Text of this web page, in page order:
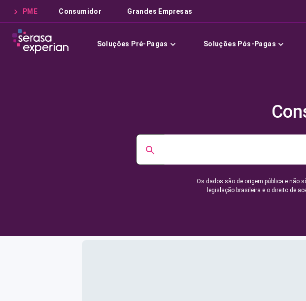
PME Consumidor Grandes Empresas
Soluções Pré-Pagas Soluções Pós-Pagas
Os dados são de origem pública e não
legislação brasileira e o direito de